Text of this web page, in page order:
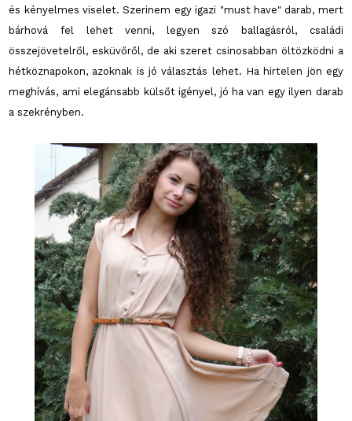
és kényelmes viselet. Szerinem egy igazi "must have" darab, mert
bárhová fel lehet venni, legyen szó ballagásról, családi
összejövetelről, esküvőről, de aki szeret csinosabban öltözködni a
hétköznapokon, azoknak is jó választás lehet. Ha hirtelen jön egy
meghívás, ami elegánsabb külsőt igényel, jó ha van egy ilyen darab
a szekrényben.